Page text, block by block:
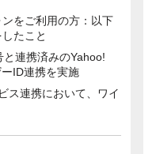
をご利用の方：以下
たこと
連携済みのYahoo!
ID連携を実施
ス連携において、ワイ